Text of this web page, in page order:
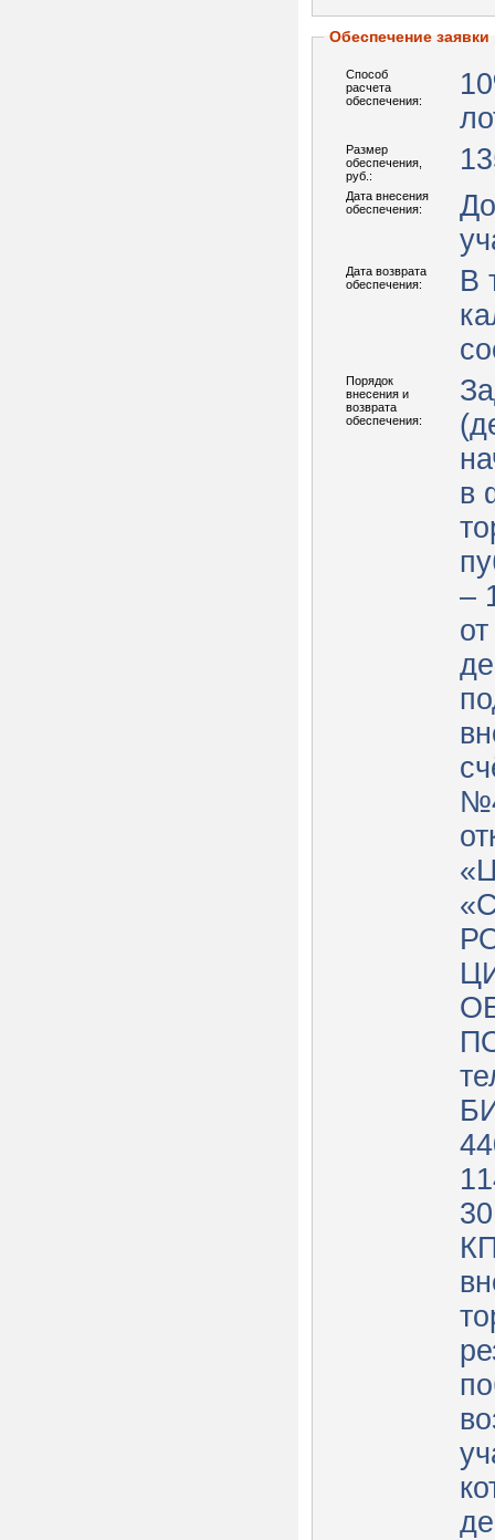
Обеспечение заявки
Способ
расчета
обеспечения:
Размер
обеспечения,
руб.:
Дата внесения
обеспечения:
Дата возврата
обеспечения:
В
Порядок
внесения и
возврата
обеспечения:
в
–